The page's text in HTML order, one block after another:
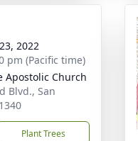
2022
pm (Pacific time)
Apostolic Church
Blvd., San
Plant Trees